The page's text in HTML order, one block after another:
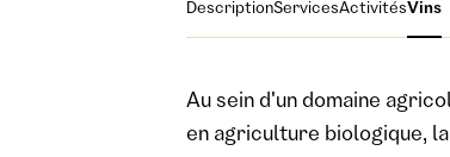
DescriptionServicesActivitésVins
Au sein d'un domaine
en agriculture biologique,